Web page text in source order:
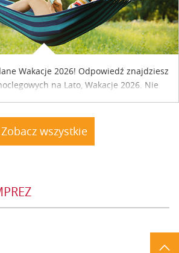
Wakacje 2026! Odpowiedź znajdziesz
na Lato, Wakacje 2026. Nie
Zobacz wszystkie